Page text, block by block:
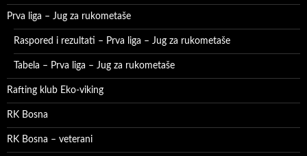
Prva liga – Jug za rukometaše
Raspored i rezultati – Prva liga – Jug za rukometaše
Tabela – Prva liga – Jug za rukometaše
Rafting klub Eko-viking
RK Bosna
RK Bosna – veterani